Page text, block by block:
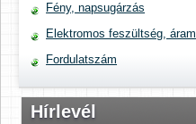
Fény, napsugárzás
Elektromos feszültség, áram
Fordulatszám
Hírlevél